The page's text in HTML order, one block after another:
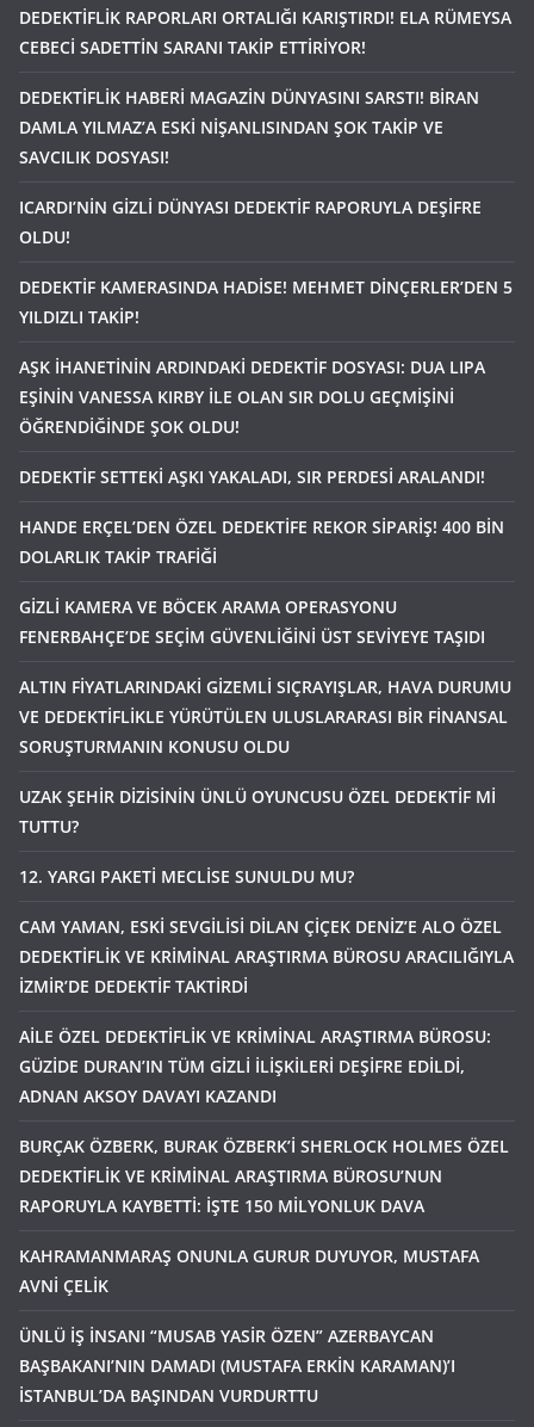
DEDEKTİFLİK RAPORLARI ORTALIĞI KARIŞTIRDI! ELA RÜMEYSA
CEBECİ SADETTİN SARANI TAKİP ETTİRİYOR!
DEDEKTİFLİK HABERİ MAGAZİN DÜNYASINI SARSTI! BİRAN
DAMLA YILMAZ’A ESKİ NİŞANLISINDAN ŞOK TAKİP VE
SAVCILIK DOSYASI!
ICARDI’NİN GİZLİ DÜNYASI DEDEKTİF RAPORUYLA DEŞİFRE
OLDU!
DEDEKTİF KAMERASINDA HADİSE! MEHMET DİNÇERLER’DEN 5
YILDIZLI TAKİP!
AŞK İHANETİNİN ARDINDAKİ DEDEKTİF DOSYASI: DUA LIPA
EŞİNİN VANESSA KIRBY İLE OLAN SIR DOLU GEÇMİŞİNİ
ÖĞRENDİĞİNDE ŞOK OLDU!
DEDEKTİF SETTEKİ AŞKI YAKALADI, SIR PERDESİ ARALANDI!
HANDE ERÇEL’DEN ÖZEL DEDEKTİFE REKOR SİPARİŞ! 400 BİN
DOLARLIK TAKİP TRAFİĞİ
GİZLİ KAMERA VE BÖCEK ARAMA OPERASYONU
FENERBAHÇE’DE SEÇİM GÜVENLİĞİNİ ÜST SEVİYEYE TAŞIDI
ALTIN FİYATLARINDAKİ GİZEMLİ SIÇRAYIŞLAR, HAVA DURUMU
VE DEDEKTİFLİKLE YÜRÜTÜLEN ULUSLARARASI BİR FİNANSAL
SORUŞTURMANIN KONUSU OLDU
UZAK ŞEHİR DİZİSİNİN ÜNLÜ OYUNCUSU ÖZEL DEDEKTİF Mİ
TUTTU?
12. YARGI PAKETİ MECLİSE SUNULDU MU?
CAM YAMAN, ESKİ SEVGİLİSİ DİLAN ÇİÇEK DENİZ’E ALO ÖZEL
DEDEKTİFLİK VE KRİMİNAL ARAŞTIRMA BÜROSU ARACILIĞIYLA
İZMİR’DE DEDEKTİF TAKTİRDİ
AİLE ÖZEL DEDEKTİFLİK VE KRİMİNAL ARAŞTIRMA BÜROSU:
GÜZİDE DURAN’IN TÜM GİZLİ İLİŞKİLERİ DEŞİFRE EDİLDİ,
ADNAN AKSOY DAVAYI KAZANDI
BURÇAK ÖZBERK, BURAK ÖZBERK’İ SHERLOCK HOLMES ÖZEL
DEDEKTİFLİK VE KRİMİNAL ARAŞTIRMA BÜROSU’NUN
RAPORUYLA KAYBETTİ: İŞTE 150 MİLYONLUK DAVA
KAHRAMANMARAŞ ONUNLA GURUR DUYUYOR, MUSTAFA
AVNİ ÇELİK
ÜNLÜ İŞ İNSANI “MUSAB YASİR ÖZEN” AZERBAYCAN
BAŞBAKANI’NIN DAMADI (MUSTAFA ERKİN KARAMAN)’I
İSTANBUL’DA BAŞINDAN VURDURTTU